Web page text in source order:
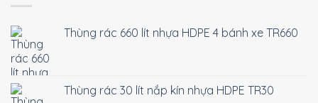
Thùng rác 660 lít nhựa HDPE 4 bánh xe TR660
Thùng rác 30 lít nắp kín nhựa HDPE TR30